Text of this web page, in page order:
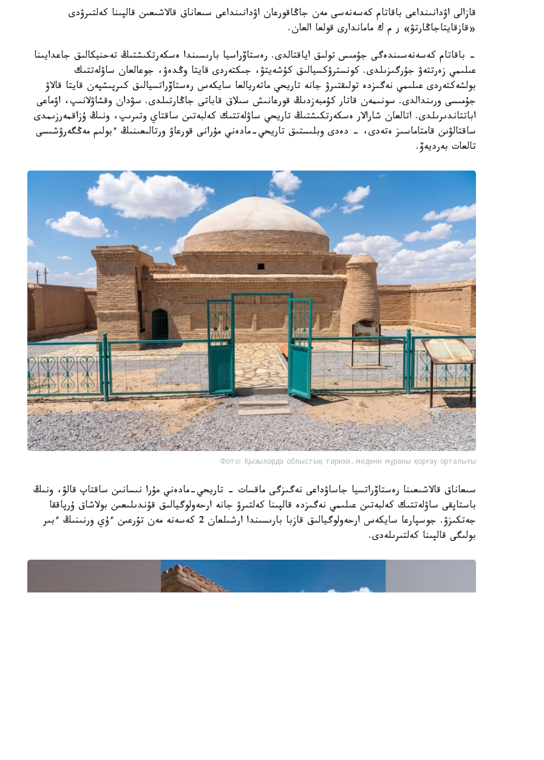
قازالى اۋدانىنداعى باقاتام كەسەنەسى مەن جاڭاقورعان اۋدانىنداعى سىعاناق قالاشىعىن قالپىنا كەلتىرۋدى
«قازقايتاجاڭارتۋ» ر م ك ماماندارى قولعا العان.
- باقاتام كەسەنەسىندەگى جۇمىس تولىق اياقتالدى. رەستاۆراسيا بارىسىندا ەسكەرتكىشتىڭ تەحنيكالىق جاعدايىنا
عىلىمي زەرتتەۋ جۇرگىزىلدى. كونسترۋكسيالىق كۇشەيتۋ، جىكتەردى قايتا وڭدەۋ، جوعالعان ساۋلەتتىك
بولشەكتەردى عىلىمي نەگىزدە تولىقتىرۋ جانە تاريحي ماتەريالعا سايكەس رەستاۆراتسيالىق كىرپىشپەن قايتا قالاۋ
جۇمىسى ورىندالدى. سونىمەن قاتار كۇمبەزدىڭ قورعانىش سىلاق قاباتى جاڭارتىلدى. سۋدان وقشاۋلانىپ، اۋماعى
اباتتاندىرىلدى. اتالعان شارالار ەسكەرتكىشتىڭ تاريحي ساۋلەتتىك كەلبەتىن ساقتاي وتىرىپ، ونىڭ ۇزاقمەرزىمدى
ساقتالۋىن قامتاماسىز ەتەدى، - دەدى وبلىستىق تاريحي-مادەني مۇرانى قورعاۋ ورتالىعىنىڭ ءبولىم مەڭگەرۋشىسى
تالعات بەرديەۆ.
Фото: Қызылорда облыстық тарихи-мәдени мұраны қорғау орталығы
سىعاناق قالاشىعىنا رەستاۆراتسيا جاساۋداعى نەگىزگى ماقسات - تاريحي-مادەني مۇرا نىسانىن ساقتاپ قالۋ، ونىڭ
باستاپقى ساۋلەتتىك كەلبەتىن عىلىمي نەگىزدە قالپىنا كەلتىرۋ جانە ارحەولوگيالىق قۇندىلىعىن بولاشاق ۇرپاققا
جەتكىزۋ. جوسپارعا سايكەس ارحەولوگيالىق قازبا بارىسىندا ارشىلعان 2 كەسەنە مەن تۇرعىن ءۇي ورنىنىڭ ءبىر
بولىگى قالپىنا كەلتىرىلەدى.